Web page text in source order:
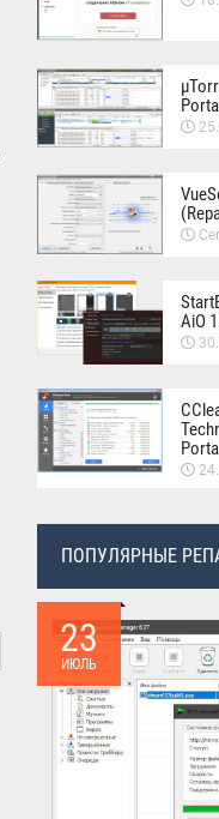
AiO
ПОПУЛЯРНЫЕ
23
ИЮЛЬ